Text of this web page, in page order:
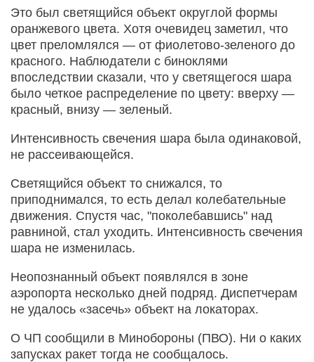
Это был светящийся объект округлой формы
оранжевого цвета. Хотя очевидец заметил, что
цвет преломлялся — от фиолетово-зеленого до
красного. Наблюдатели с биноклями
впоследствии сказали, что у светящегося шара
было четкое распределение по цвету: вверху —
красный, внизу — зеленый.
Интенсивность свечения шара была одинаковой,
не рассеивающейся.
Светящийся объект то снижался, то
приподнимался, то есть делал колебательные
движения. Спустя час, "поколебавшись" над
равниной, стал уходить. Интенсивность свечения
шара не изменилась.
Неопознанный объект появлялся в зоне
аэропорта несколько дней подряд. Диспетчерам
не удалось «засечь» объект на локаторах.
О ЧП сообщили в Минобороны (ПВО). Ни о каких
запусках ракет тогда не сообщалось.